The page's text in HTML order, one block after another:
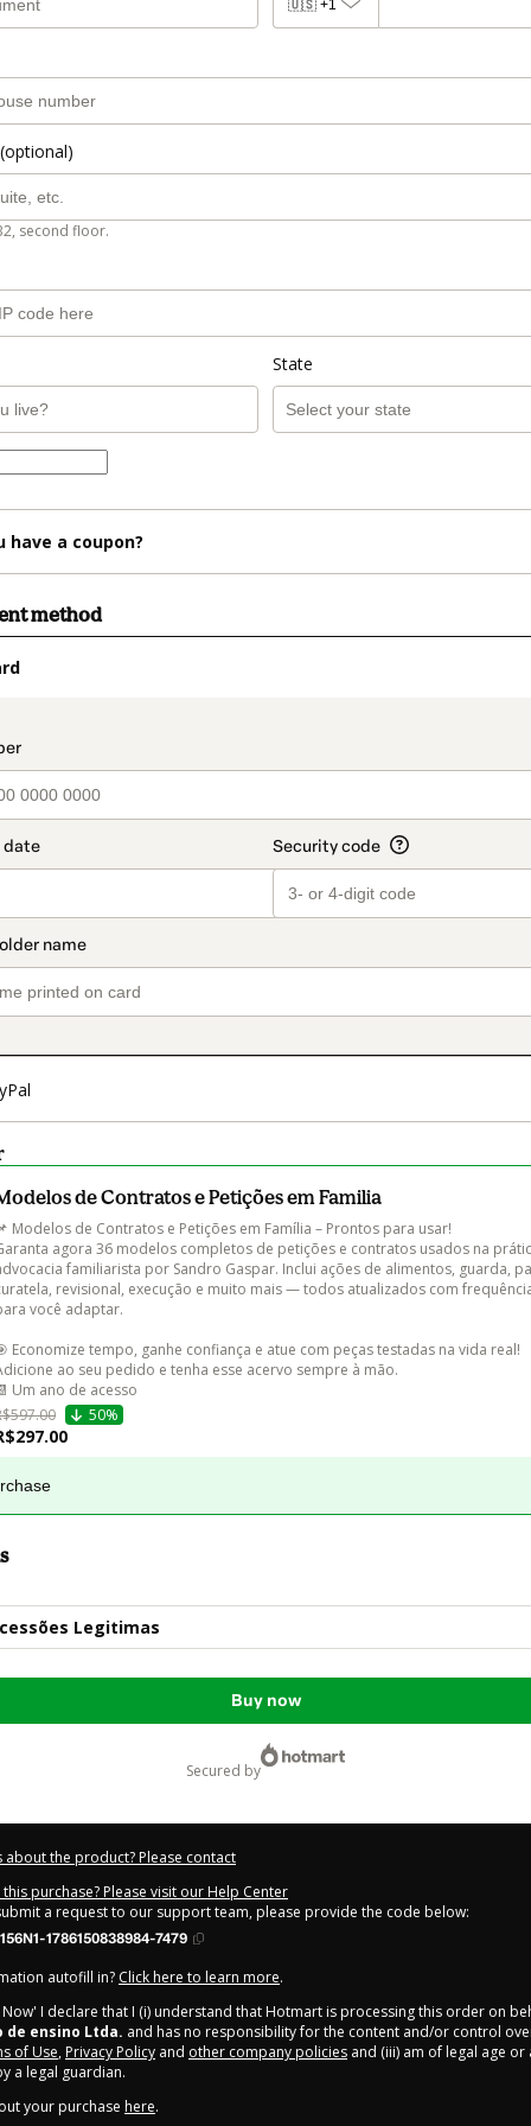
🇺🇸 +1
second floor.
State
have a coupon?
method
de Contratos e Petições em Familia
Modelos de Contratos e Petições em Família – Prontos para usar!
agora 36 modelos completos de petições e contratos usados na
familiarista por Sandro Gaspar. Inclui ações de alimentos, guarda,
revisional, execução e muito mais — todos atualizados com
você adaptar.
Economize tempo, ganhe confiança e atue com peças testadas na vida real!
ao seu pedido e tenha esse acervo sempre à mão.
Um ano de acesso
50%
Legitimas
Buy now
secured by
about the product? Please contact
purchase? Please visit our Help Center
a request to our support team, please provide the code below:
1786150838984-7479
autofill in? Click here to learn more.
Now' I declare that I (i) understand that Hotmart is processing this order on
ensino Ltda. and has no responsibility for the content and/or control
of Use, Privacy Policy and other company policies and (iii) am of legal age
a legal guardian.
your purchase here.